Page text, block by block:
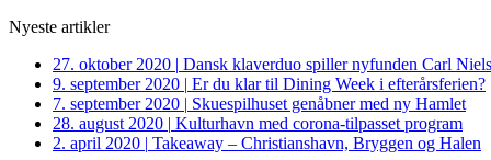
Nyeste artikler
27. oktober 2020 | Dansk klaverduo spiller nyfunden Carl
9. september 2020 | Er du klar til Dining Week i efterårsferien?
7. september 2020 | Skuespilhuset genåbner med ny Hamlet
28. august 2020 | Kulturhavn med corona-tilpasset program
2. april 2020 | Takeaway – Christianshavn, Bryggen og Halen